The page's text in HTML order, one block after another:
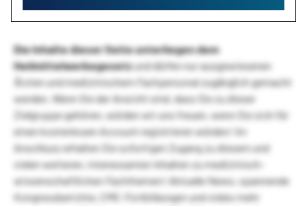
Die Inhalte dieser Seite unterliegen dem
Heilmittelwerbegesetzund dürfen nur ausgewiesenen
Ärzten und medizinischem Fachpersonal zugänglich gemacht
werden. Wenn Sie der Ansicht sind, dass Sie zu dieser
Zielgruppe gehören, würden wir uns freuen, wenn Sie sich für
einen kostenlosen Account registrieren würden! Im
Anschluss erhalten Sie sofortigen Zugang zu diesem und
vielen weiteren, interessanten Inhalten zu medizinisch-
wissenschaftlichen Fachthemen! Aktuelle News, spannende
Kongressberichte, CME-Fortbildungen und vieles mehr